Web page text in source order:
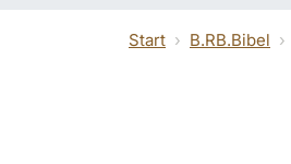
Start B.RB.Bibel